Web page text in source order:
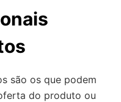
são os que podem
do produto ou